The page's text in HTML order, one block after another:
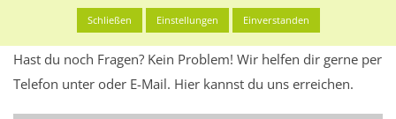
Alles klar? Dann findest du direkt im unteren Teil dieser Seite
Buchungdes Standorts.
Hast du noch Fragen? Kein Problem! Wir helfen dir gerne per
Telefon unter oder E-Mail. Hier kannst du uns erreichen.
Schließen Einstellungen Einverstanden